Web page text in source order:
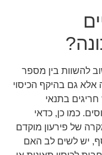
להשוות בין מספר
גם בהיקף הכיסוי
בתנאי
כמו כן, כדאי
של פירעון מוקדם
יש לשים לב האם